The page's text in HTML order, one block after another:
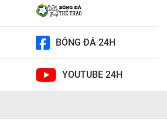
BÓNG ĐÁ 24H
YOUTUBE 24H